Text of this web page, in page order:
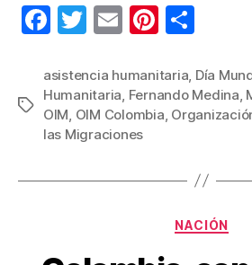
F
c
e
b
o
T
tt
er
E
ail
Pi
er
e
m
p
Etiquetas
asistencia humanitaria, Día
Humanitaria, Fernando Medina,
OIM, OIM Colombia,
las Migraciones
NACIÓN